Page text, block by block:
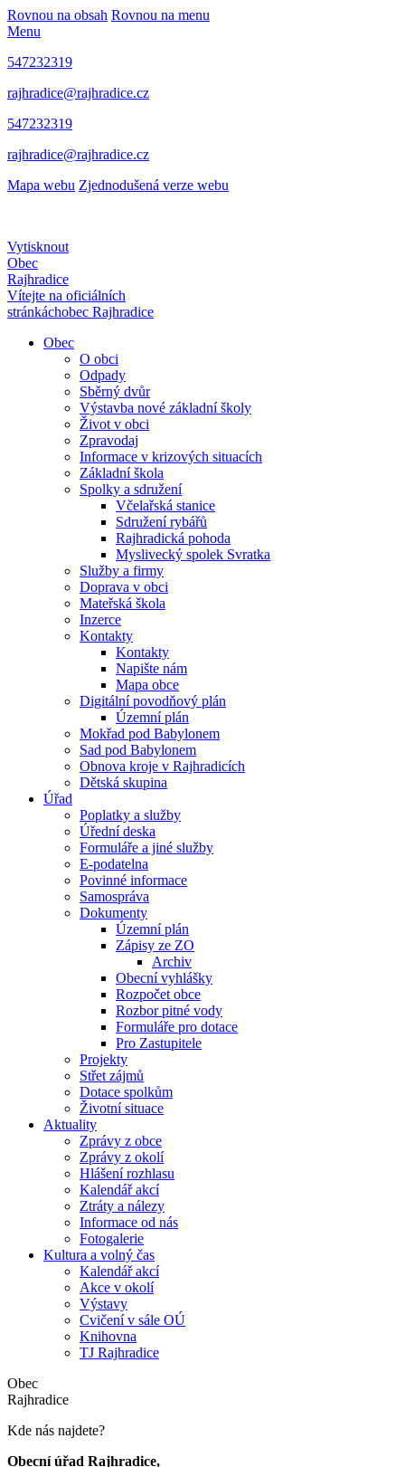
Rovnou na obsah Rovnou na menu
Menu
547232319
rajhradice@rajhradice.cz
547232319
rajhradice@rajhradice.cz
Mapa webu Zjednodušená verze webu
Vytisknout
Obec
Rajhradice
Vítejte na oficiálních
stránkáchobec Rajhradice
Obec
O obci
Odpady
Sběrný dvůr
Výstavba nové základní školy
Život v obci
Zpravodaj
Informace v krizových situacích
Základní škola
Spolky a sdružení
Včelařská stanice
Sdružení rybářů
Rajhradická pohoda
Myslivecký spolek Svratka
Služby a firmy
Doprava v obci
Mateřská škola
Inzerce
Kontakty
Kontakty
Napište nám
Mapa obce
Digitální povodňový plán
Územní plán
Mokřad pod Babylonem
Sad pod Babylonem
Obnova kroje v Rajhradicích
Dětská skupina
Úřad
Poplatky a služby
Úřední deska
Formuláře a jiné služby
E-podatelna
Povinné informace
Samospráva
Dokumenty
Územní plán
Zápisy ze ZO
Archiv
Obecní vyhlášky
Rozpočet obce
Rozbor pitné vody
Formuláře pro dotace
Pro Zastupitele
Projekty
Střet zájmů
Dotace spolkům
Životní situace
Aktuality
Zprávy z obce
Zprávy z okolí
Hlášení rozhlasu
Kalendář akcí
Ztráty a nálezy
Informace od nás
Fotogalerie
Kultura a volný čas
Kalendář akcí
Akce v okolí
Výstavy
Cvičení v sále OÚ
Knihovna
TJ Rajhradice
Obec
Rajhradice
Kde nás najdete?
Obecní úřad Rajhradice,